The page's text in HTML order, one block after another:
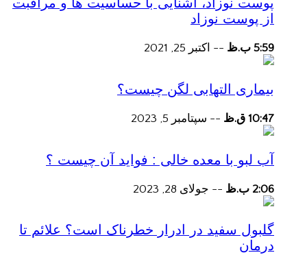
از پوست نوزاد
5:59 ب.ظ -- اکتبر 25, 2021
بیماری التهابی لگن چیست؟
10:47 ق.ظ -- سپتامبر 5, 2023
آب لبو با معده خالی : فواید آن چیست ؟
2:06 ب.ظ -- جولای 28, 2023
گلبول سفید در ادرار خطرناک است؟ علائم تا
درمان